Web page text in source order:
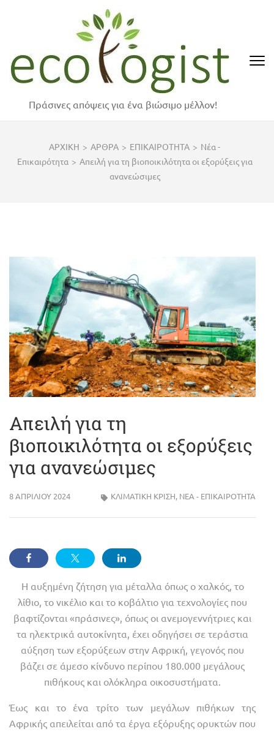
Enter)
Πράσινες απόψεις για ένα βιώσιμο μέλλον!
ΑΡΧΙΚΗ > ΑΡΘΡΑ > ΕΠΙΚΑΙΡΟΤΗΤΑ > Νέα -
Επικαιρότητα > Απειλή για τη βιοποικιλότητα οι εξορύξεις για
ανανεώσιμες
Απειλή για τη
βιοποικιλότητα οι εξορύξεις
για ανανεώσιμες
8 ΑΠΡΙΛΊΟΥ 2024 ΚΛΙΜΑΤΙΚΗ ΚΡΙΣΗ, ΝΈΑ - ΕΠΙΚΑΙΡΌΤΗΤΑ
Η αυξημένη ζήτηση για μέταλλα όπως ο χαλκός, το
λίθιο, το νικέλιο και το κοβάλτιο για τεχνολογίες που
βαφτίζονται «πράσινες», όπως οι ανεμογεννήτριες και
τα ηλεκτρικά αυτοκίνητα, έχει οδηγήσει σε τεράστια
αύξηση των εξορύξεων στην Αφρική, γεγονός που
βάζει σε άμεσο κίνδυνο περίπου 180.000 μεγάλους
πιθήκους και ολόκληρα οικοσυστήματα.
Έως και το ένα τρίτο των μεγάλων πιθήκων της
Αφρικής απειλείται από τα έργα εξόρυξης ορυκτών που